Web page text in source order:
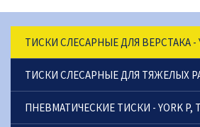
ТИСКИ СЛЕСАРНЫЕ ДЛЯ ВЕРСТАКА -
ТИСКИ СЛЕСАРНЫЕ ДЛЯ ТЯЖЕЛЫХ
ПНЕВМАТИЧЕСКИЕ ТИСКИ - YORK P,